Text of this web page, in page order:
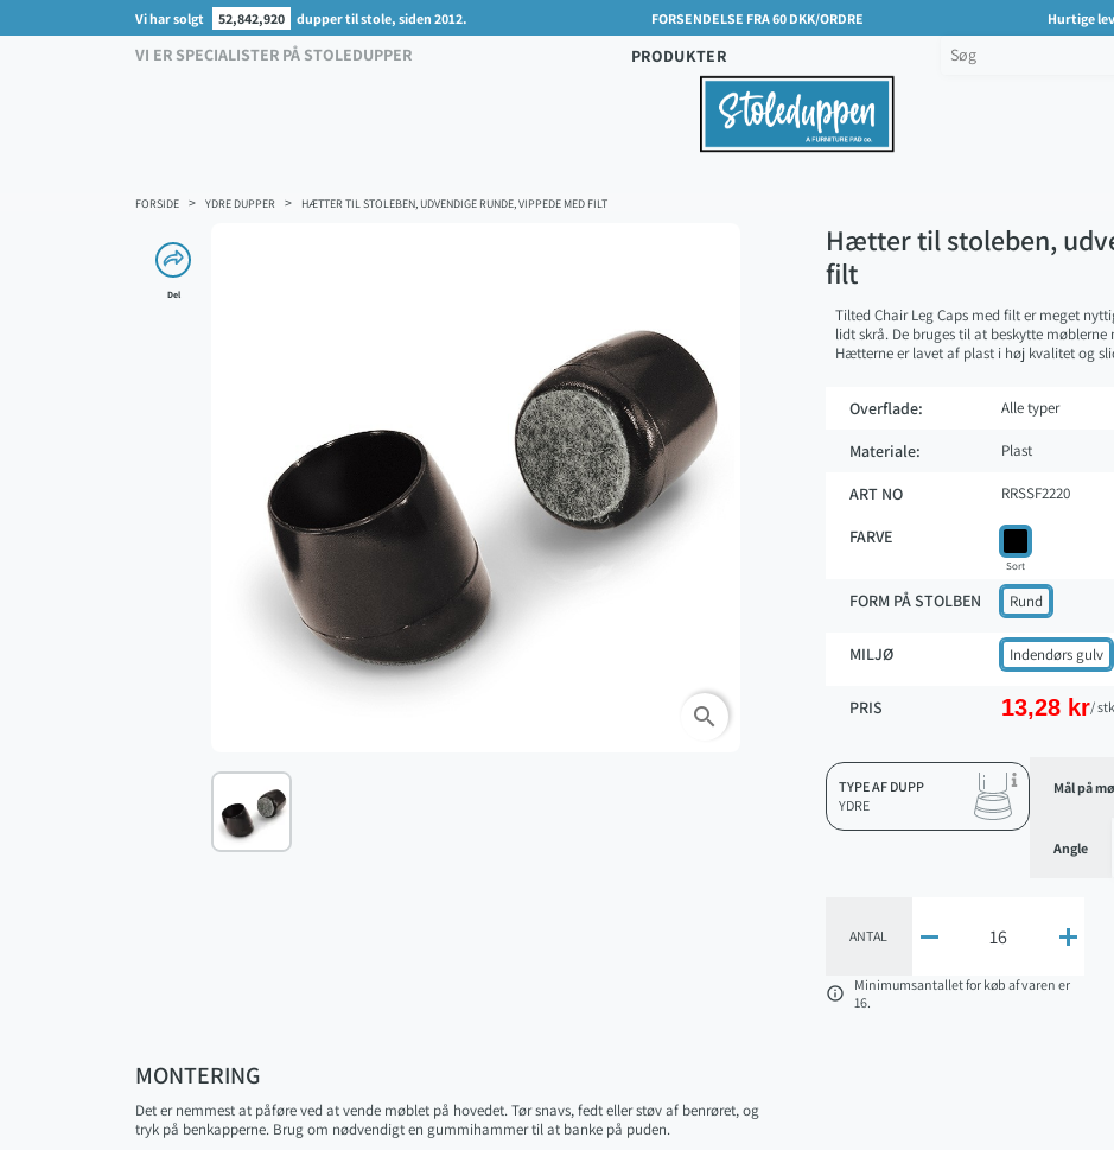
Vi har solgt 52,842,920 dupper til stole, siden 2012. FORSENDELSE FRA 60 DKK/ORDRE Hurtige
VI ER SPECIALISTER PÅ STOLEDUPPER PRODUKTER
FORSIDE YDRE DUPPER HÆTTER TIL STOLEBEN, UDVENDIGE RUNDE, VIPPEDE MED FILT
Del
search
Hætter til stoleben,
filt
Tilted Chair Leg Caps med filt er meget
lidt skrå. De bruges til at beskytte
Hætterne er lavet af plast i høj kvalitet og
Overflade: Alle typer
Materiale: Plast
ART NO RRSSF2220
FARVE
Sort
FORM PÅ STOLBEN Rund
MILJØ Indendørs gulv
PRIS 13,28 kr/
TYPE AF DUPP
YDRE
Mål på
Angle
ANTAL  

Minimumsantallet for køb af varen er
16.
MONTERING
Det er nemmest at påføre ved at vende møblet på hovedet. Tør snavs, fedt eller støv af benrøret, og
tryk på benkapperne. Brug om nødvendigt en gummihammer til at banke på puden.